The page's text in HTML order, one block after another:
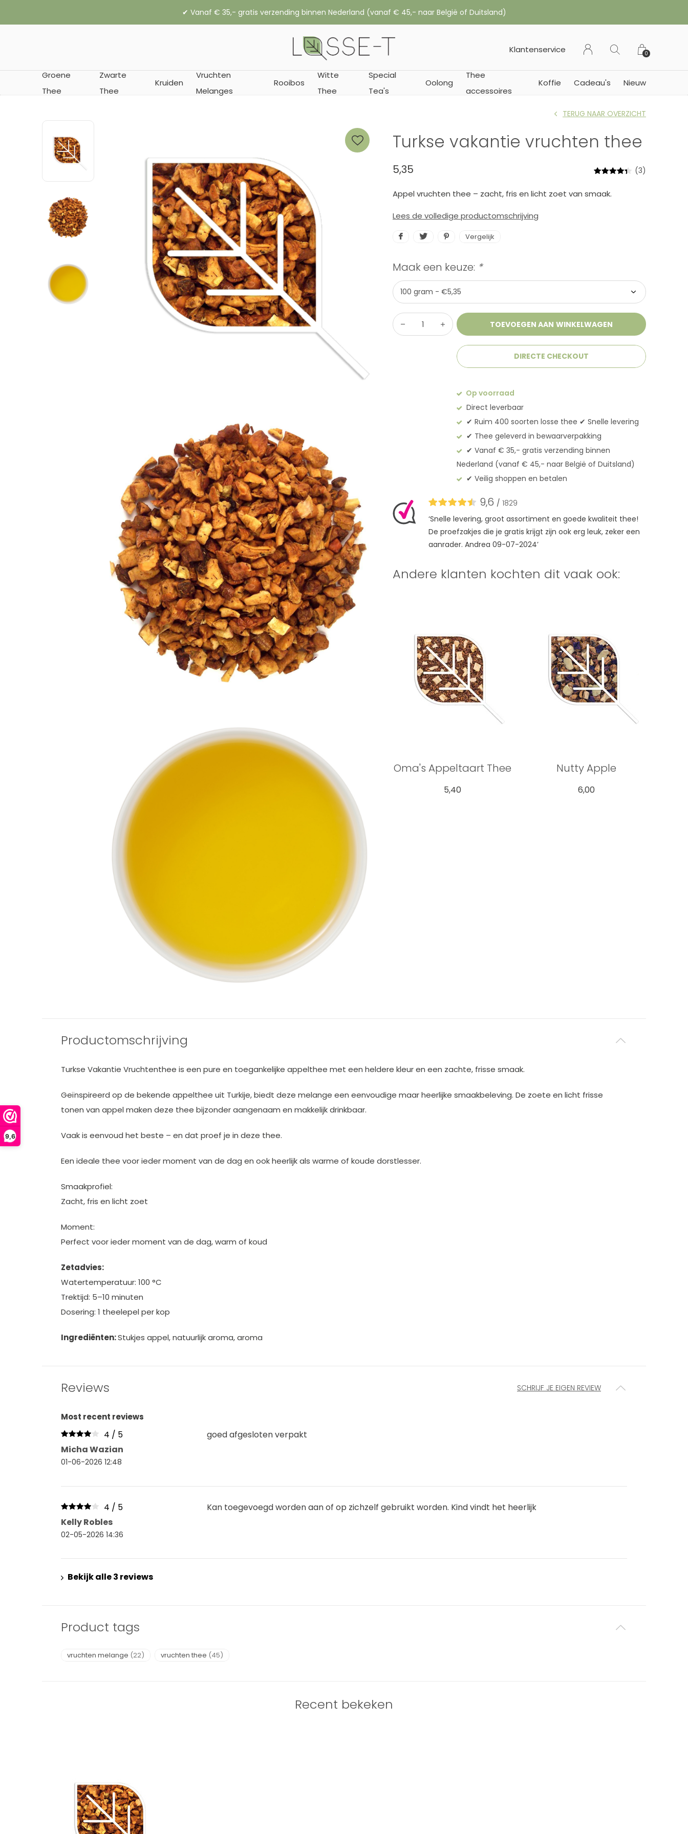
9,6
Groene
Thee
Zwarte
Thee
Kruiden
Vruchten
Melanges
Rooibos
Witte
Thee
Special
Tea's
Oolong
Thee
accessoires
Koffie Cadeau's Nieuw
Klantenservice 0
✔︎ Vanaf € 35,- gratis verzending binnen Nederland (vanaf € 45,- naar België of Duitsland)
Turkse vakantie vruchten thee
TERUG NAAR OVERZICHT
5,35 (3)
Appel vruchten thee – zacht, fris en licht zoet van smaak.
Lees de volledige productomschrijving
Vergelijk
Maak een keuze: *
TOEVOEGEN AAN WINKELWAGEN
DIRECTE CHECKOUT
Op voorraad
Direct leverbaar
✔︎ Ruim 400 soorten losse thee ✔︎ Snelle levering
✔︎ Thee geleverd in bewaarverpakking
✔︎ Vanaf € 35,- gratis verzending binnen
Nederland (vanaf € 45,- naar België of Duitsland)
✔︎ Veilig shoppen en betalen
9,6 / 1829
‘Snelle levering, groot assortiment en goede kwaliteit thee!
De proefzakjes die je gratis krijgt zijn ook erg leuk, zeker een
aanrader. Andrea 09-07-2024’
Andere klanten kochten dit vaak ook:
Oma's Appeltaart Thee
5,40
Nutty Apple
6,00
Productomschrijving
Turkse Vakantie Vruchtenthee is een pure en toegankelijke appelthee met een heldere kleur en een zachte, frisse smaak.
Geïnspireerd op de bekende appelthee uit Turkije, biedt deze melange een eenvoudige maar heerlijke smaakbeleving. De zoete en licht frisse
tonen van appel maken deze thee bijzonder aangenaam en makkelijk drinkbaar.
Vaak is eenvoud het beste – en dat proef je in deze thee.
Een ideale thee voor ieder moment van de dag en ook heerlijk als warme of koude dorstlesser.
Smaakprofiel:
Zacht, fris en licht zoet
Moment:
Perfect voor ieder moment van de dag, warm of koud
Zetadvies:
Watertemperatuur: 100 °C
Trektijd: 5–10 minuten
Dosering: 1 theelepel per kop
Ingrediënten:Stukjes appel, natuurlijk aroma, aroma
Reviews SCHRIJF JE EIGEN REVIEW
Most recent reviews
4 / 5
Micha Wazian
01-06-2026 12:48
goed afgesloten verpakt
4 / 5
Kelly Robles
02-05-2026 14:36
Kan toegevoegd worden aan of op zichzelf gebruikt worden. Kind vindt het heerlijk
Bekijk alle 3 reviews
Product tags
vruchten melange (22) vruchten thee (45)
Recent bekeken